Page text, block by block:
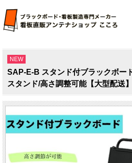
NEW
SAP-E-B スタンド付ブラックボー
スタンド/高さ調整可能【大型配送】